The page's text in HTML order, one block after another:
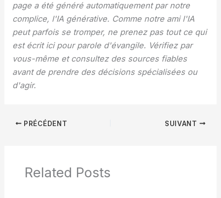
page a été généré automatiquement par notre
complice, l'IA générative. Comme notre ami l'IA
peut parfois se tromper, ne prenez pas tout ce qui
est écrit ici pour parole d'évangile. Vérifiez par
vous-même et consultez des sources fiables
avant de prendre des décisions spécialisées ou
d'agir.
PRÉCÉDENT SUIVANT
Related Posts